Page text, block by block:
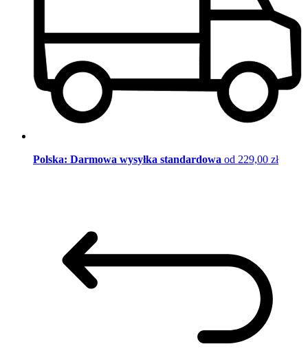
Polska: Darmowa wysyłka standardowa od 229,00 zł